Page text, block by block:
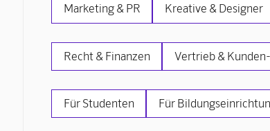
Marketing & PR Kreative & Designer
Recht & Finanzen Vertrieb &
Für Studenten Für